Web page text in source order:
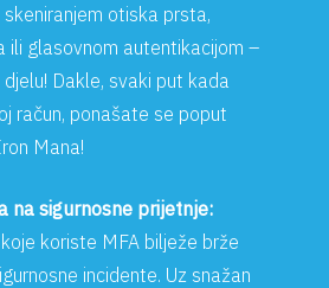
skeniranjem otiska prsta,
ili glasovnom autentikacijom –
Dakle, svaki put kada
račun, ponašate se poput
Mana!
na sigurnosne prijetnje:
koriste MFA bilježe brže
incidente. Uz snažan